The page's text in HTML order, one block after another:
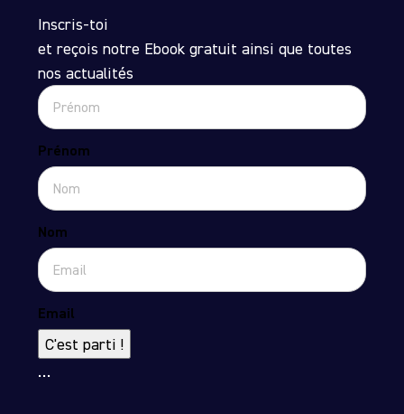
Inscris-toi
et reçois notre Ebook gratuit ainsi que toutes
nos actualités
Prénom
Nom
Email
C'est parti !
…